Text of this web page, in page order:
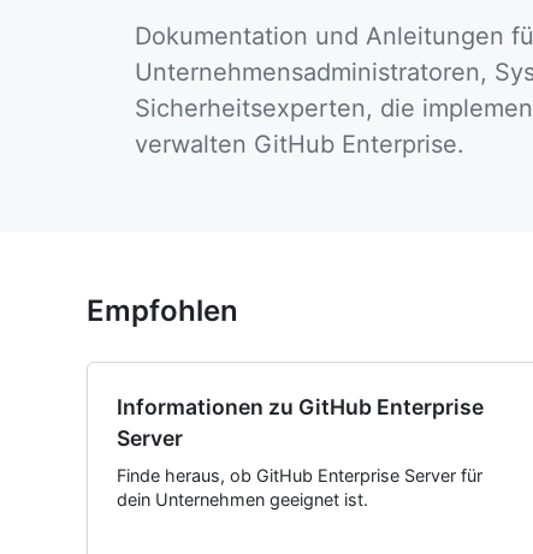
Dokumentation und Anleitungen
Unternehmensadministratoren,
Sicherheitsexperten, die
verwalten GitHub Enterprise.
Empfohlen
Informationen zu GitHub Enterprise
Server
Finde heraus, ob GitHub Enterprise Server für
dein Unternehmen geeignet ist.